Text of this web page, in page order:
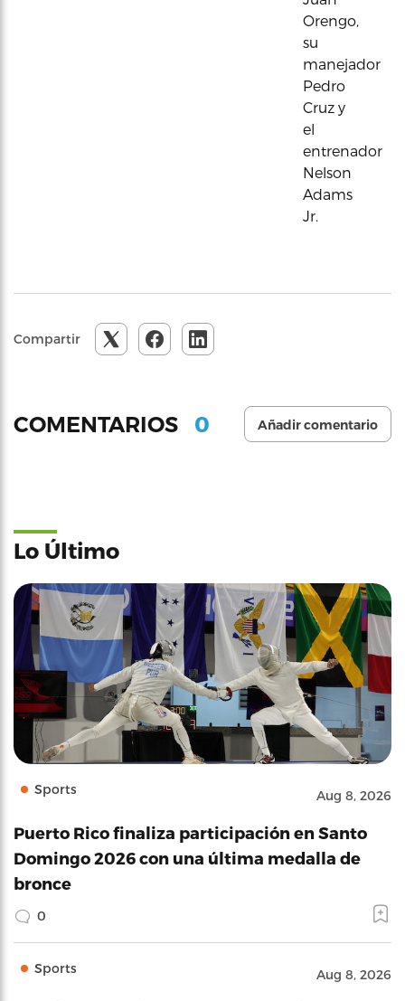
Orengo,
su
manejador
Pedro
Cruz y
el
entrenador
Nelson
Adams
Jr.
Compartir
COMENTARIOS 0 Añadir comentario
Lo Último
Sports Aug 8, 2026
Puerto Rico finaliza participación en Santo
Domingo 2026 con una última medalla de
bronce
0
Sports Aug 8, 2026